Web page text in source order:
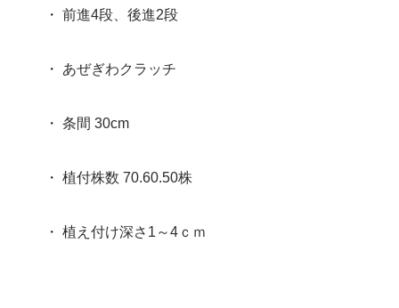
・ 前進4段、後進2段
・ あぜぎわクラッチ
・ 条間 30cm
・ 植付株数 70.60.50株
・ 植え付け深さ1～4ｃｍ